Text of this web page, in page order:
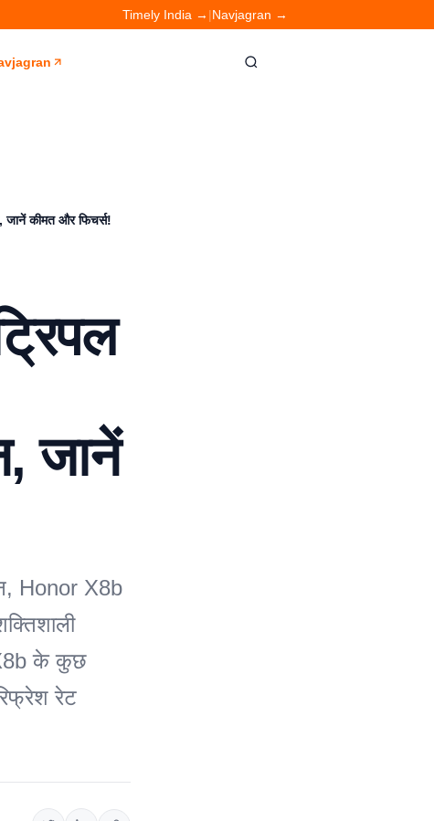
Timely India → |Navjagran →
कीमत और फिचर्स!
जानें
Honor X8b
के कुछ
रेट